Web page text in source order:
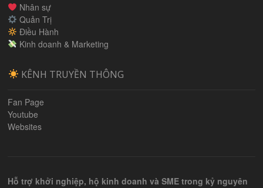
Nhân sự
Quản Trị
Điều Hành
Kinh doanh & Marketing
KÊNH TRUYỀN THÔNG
Fan Page
Youtube
Websites
Hỗ trợ khởi nghiệp, hộ kinh doanh và SME trong kỷ nguyên